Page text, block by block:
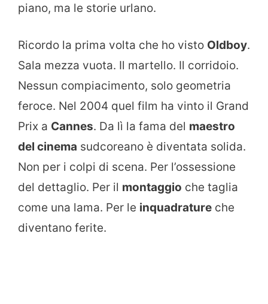
piano, ma le storie urlano.
Ricordo la prima volta che ho visto Oldboy.
Sala mezza vuota. Il martello. Il corridoio.
Nessun compiacimento, solo geometria
feroce. Nel 2004 quel film ha vinto il Grand
Prix a Cannes. Da lì la fama del maestro
del cinema sudcoreano è diventata solida.
Non per i colpi di scena. Per l’ossessione
del dettaglio. Per il montaggio che taglia
come una lama. Per le inquadrature che
diventano ferite.